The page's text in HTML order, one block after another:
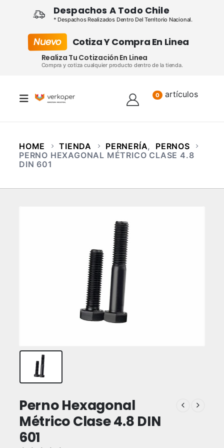
Despachos A Todo Chile
* Despachos Realizados Dentro Del Territorio Nacional.
Nuevo Cotiza Y Compra En Linea
Realiza Tu Cotización En Linea
Compra y cotiza cualquier producto dentro de la tienda.
0 artículos
HOME TIENDA PERNERÍA,
PERNOS
PERNO HEXAGONAL MÉTRICO CLASE 4.8
DIN 601
Perno Hexagonal
Métrico Clase 4.8 DIN
601